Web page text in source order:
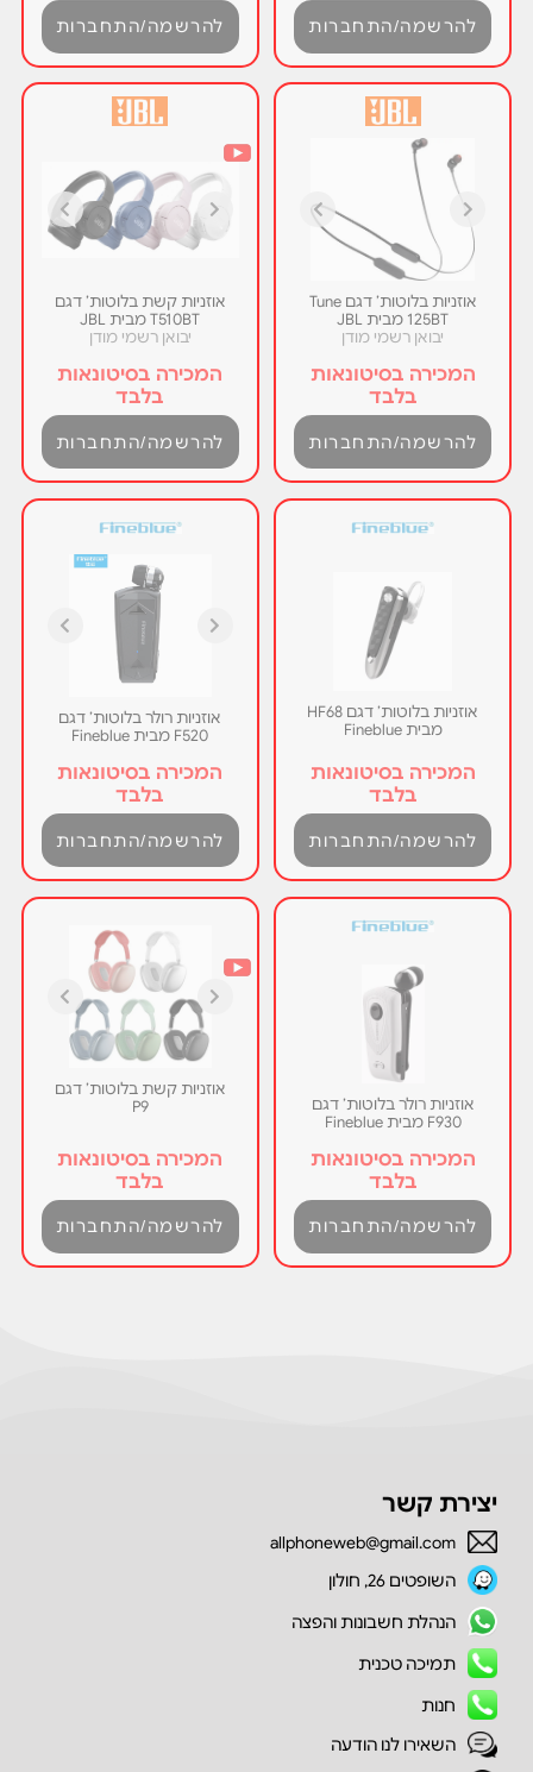
להרשמה/התחברות להרשמה/התחברות
אוזניות בלוטות’ דגם Tune
125BT מבית JBL
יבואן רשמי מודן
המכירה בסיטונאות
בלבד
להרשמה/התחברות
אוזניות קשת בלוטות’ דגם
T510BT מבית JBL
יבואן רשמי מודן
המכירה בסיטונאות
בלבד
להרשמה/התחברות
אוזניות בלוטות’ דגם HF68
מבית Fineblue
המכירה בסיטונאות
בלבד
להרשמה/התחברות
אוזניות רולר בלוטות’ דגם
F520 מבית Fineblue
המכירה בסיטונאות
בלבד
להרשמה/התחברות
אוזניות רולר בלוטות’ דגם
F930 מבית Fineblue
המכירה בסיטונאות
בלבד
להרשמה/התחברות
אוזניות קשת בלוטות’ דגם
P9
המכירה בסיטונאות
בלבד
להרשמה/התחברות
יצירת קשר
allphoneweb@gmail.com
השופטים 26, חולון
הנהלת חשבונות והפצה
תמיכה טכנית
חנות
השאירו לנו הודעה